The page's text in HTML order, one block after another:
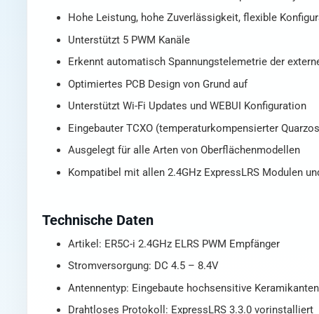
Hohe Leistung, hohe Zuverlässigkeit, flexible
Unterstützt 5 PWM Kanäle
Erkennt automatisch Spannungstelemetrie der
Optimiertes PCB Design von Grund auf
Unterstützt Wi-Fi Updates und WEBUI Konfiguration
Eingebauter TCXO (temperaturkompensierter
Ausgelegt für alle Arten von Oberflächenmodellen
Kompatibel mit allen 2.4GHz ExpressLRS Modulen
Technische Daten
Artikel: ER5C-i 2.4GHz ELRS PWM Empfänger
Stromversorgung: DC 4.5 – 8.4V
Antennentyp: Eingebaute hochsensitive
Drahtloses Protokoll: ExpressLRS 3.3.0 vorinstalliert